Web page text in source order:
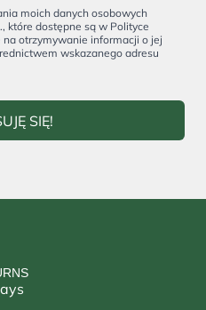
moich danych osobowych
które dostępne są w Polityce
otrzymywanie informacji o jej
wskazanego adresu
SIĘ!